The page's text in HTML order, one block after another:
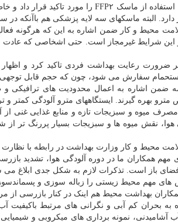
محیط و کار ضمن اشاره به این که هرگونه
این شرایط غیرمجاز است. حتی اشخاصی که عادت به
ضرورت رعایت بهداشت فردی تاکید کرد و
سفارش می شود، چون که حجم قابل
ضمن اشاره به اعمال محدودیت های
بهره گیرند. ایستگاههای مترو آلودگی کمتر و
میوه و سبزیجات تازه و منابع غذایی غنی از
هوا، نقش میوه ها و سبزیجات بسیار پررنگ تر
محیط و کار وزارت بهداشت در رابطه با
مهم همکاران ما در دوره آلودگی هوا، تشدید
فضای باز است. تذکرات لازم به شکل جدی ابلاغ می
های مهم محیط زیستی را زباله سوزی و
بهداشت محیط هم اینک در کنار بازرسی
بحران کم آبی و نگرانی های مرتبط باکیفیت
آب آشامیدنی، نمونه برداری های میکروبی و